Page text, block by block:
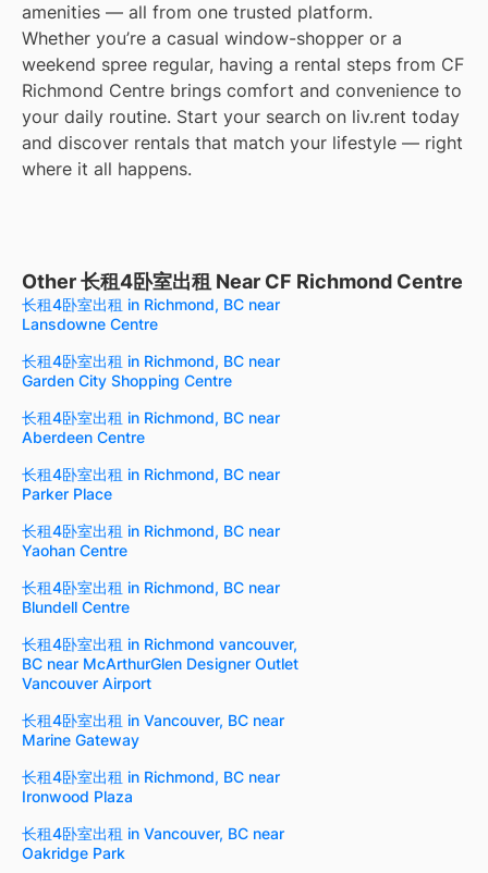
amenities — all from one trusted platform.
Whether you’re a casual window-shopper or a
weekend spree regular, having a rental steps from CF
Richmond Centre brings comfort and convenience to
your daily routine. Start your search on liv.rent today
and discover rentals that match your lifestyle — right
where it all happens.
Other 长租4卧室出租 Near CF Richmond Centre
长租4卧室出租 in Richmond, BC near
Lansdowne Centre
长租4卧室出租 in Richmond, BC near
Garden City Shopping Centre
长租4卧室出租 in Richmond, BC near
Aberdeen Centre
长租4卧室出租 in Richmond, BC near
Parker Place
长租4卧室出租 in Richmond, BC near
Yaohan Centre
长租4卧室出租 in Richmond, BC near
Blundell Centre
长租4卧室出租 in Richmond vancouver,
BC near McArthurGlen Designer Outlet
Vancouver Airport
长租4卧室出租 in Vancouver, BC near
Marine Gateway
长租4卧室出租 in Richmond, BC near
Ironwood Plaza
长租4卧室出租 in Vancouver, BC near
Oakridge Park